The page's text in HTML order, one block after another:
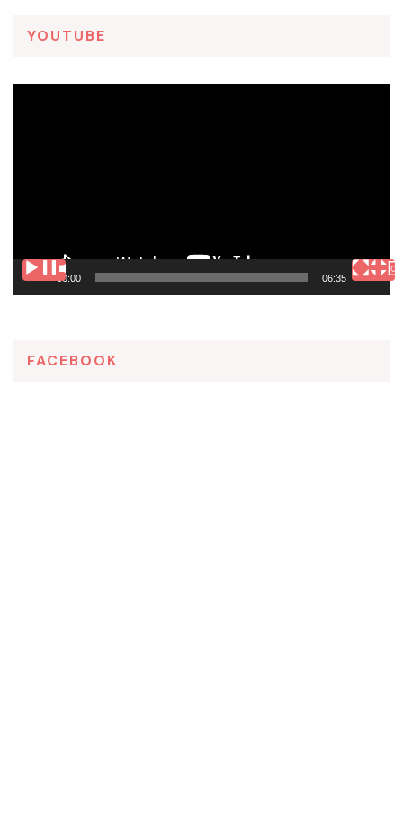
YOUTUBE
00:00 06:35
FACEBOOK